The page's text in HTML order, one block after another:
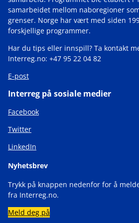
samarbeidet mellom naboregioner
grenser. Norge har vært med siden
forskjellige programmer.
Har du tips eller innspill? Ta kontakt
Interreg.no: +47 95 22 04 82
E-post
Interreg på sosiale medier
Facebook
Twitter
LinkedIn
Nyhetsbrev
Trykk på knappen nedenfor for å
fra Interreg.no.
Meld deg på